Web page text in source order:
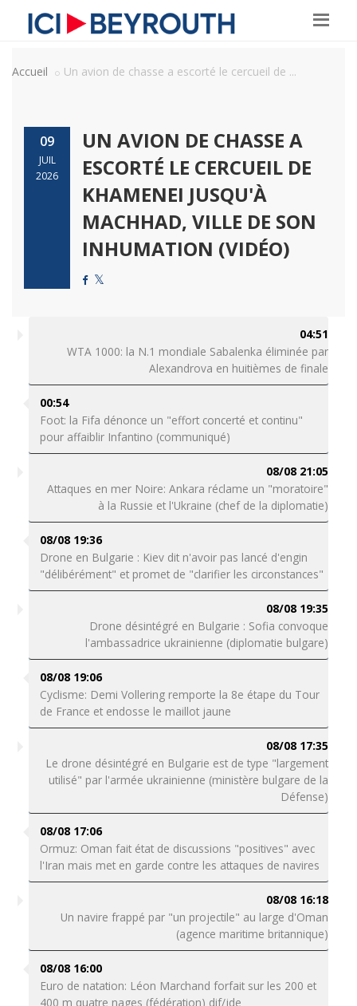
Accueil Un avion de chasse a escorté le cercueil de ...
09
JUIL
2026
UN AVION DE CHASSE A
ESCORTÉ LE CERCUEIL DE
KHAMENEI JUSQU'À
MACHHAD, VILLE DE SON
INHUMATION (VIDÉO)
04:51
WTA 1000: la N.1 mondiale Sabalenka éliminée par
Alexandrova en huitièmes de finale
00:54
Foot: la Fifa dénonce un "effort concerté et continu"
pour affaiblir Infantino (communiqué)
08/08 21:05
Attaques en mer Noire: Ankara réclame un "moratoire"
à la Russie et l'Ukraine (chef de la diplomatie)
08/08 19:36
Drone en Bulgarie : Kiev dit n'avoir pas lancé d'engin
"délibérément" et promet de "clarifier les circonstances"
08/08 19:35
Drone désintégré en Bulgarie : Sofia convoque
l'ambassadrice ukrainienne (diplomatie bulgare)
08/08 19:06
Cyclisme: Demi Vollering remporte la 8e étape du Tour
de France et endosse le maillot jaune
08/08 17:35
Le drone désintégré en Bulgarie est de type "largement
utilisé" par l'armée ukrainienne (ministère bulgare de la
Défense)
08/08 17:06
Ormuz: Oman fait état de discussions "positives" avec
l'Iran mais met en garde contre les attaques de navires
08/08 16:18
Un navire frappé par "un projectile" au large d'Oman
(agence maritime britannique)
08/08 16:00
Euro de natation: Léon Marchand forfait sur les 200 et
400 m quatre nages (fédération) dif/jde